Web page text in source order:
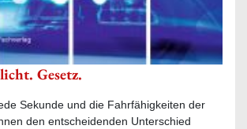
Gesetz.
Sekunde und die Fahrfähigkeiten der
den entscheidenden Unterschied